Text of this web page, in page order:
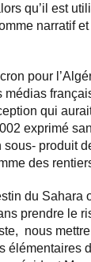
qu’il est
narratif
pour
qui
exprimé
sous- produit
des
du Sahara
prendre le
nous
élémentaires